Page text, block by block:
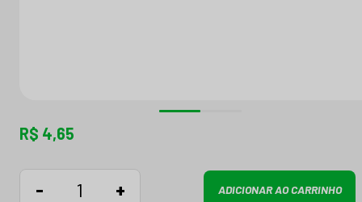
R$ 4,65
- + ADICIONAR AO CARRINHO